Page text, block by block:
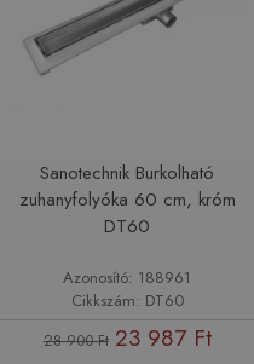
Sanotechnik Burkolható
zuhanyfolyóka 60 cm, króm
DT60
Azonosító: 188961
Cikkszám: DT60
28 900 Ft 23 987 Ft